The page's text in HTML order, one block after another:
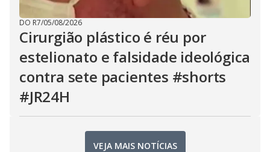
DO R7/05/08/2026
Cirurgião plástico é réu por
estelionato e falsidade ideológica
contra sete pacientes #shorts
#JR24H
VEJA MAIS NOTÍCIAS